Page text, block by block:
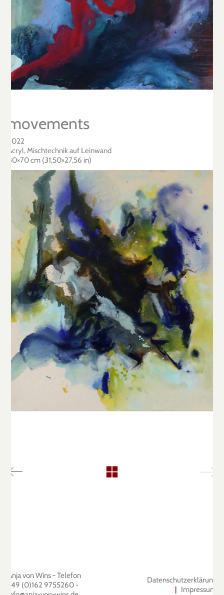
movements
2022
Acryl, Mischtechnik auf Leinwand
80×70 cm (31,50×27,56 in)
Datenschutzerklärung
Impressum
Anja von Wins - Telefon
+49 (0)162 9755260 -